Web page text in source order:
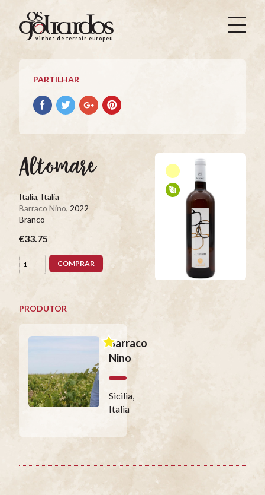
Os
Goliardos
Vinhos
Terroir
Europeus
vinhos de terroir europeus
PARTILHAR
Partilhar
no
Partilhar
no
Partilhar
no
Partilhar
no
Altomare
Italia, Italia
Barraco Nino, 2022
Branco
€33.75
COMPRAR
PRODUTOR
Barraco
Nino
Sicilia,
Italia